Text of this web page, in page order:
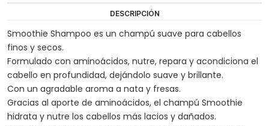
DESCRIPCIÓN
Smoothie Shampoo es un champú suave para cabellos
finos y secos.
Formulado con aminoácidos, nutre, repara y acondiciona el
cabello en profundidad, dejándolo suave y brillante.
Con un agradable aroma a nata y fresas.
Gracias al aporte de aminoácidos, el champú Smoothie
hidrata y nutre los cabellos más lacios y dañados.